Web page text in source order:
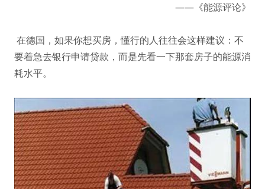
——《能源评论》
在德国，如果你想买房，懂行的人往往会这样建议：不
要着急去银行申请贷款，而是先看一下那套房子的能源消
耗水平。